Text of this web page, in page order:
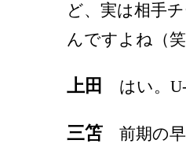
ど、実は相手
んですよね（
上田 はい。
三笘 前期の